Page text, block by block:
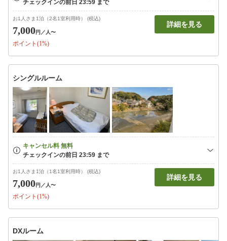
お1人さま1泊（2名1室利用時） (税込)
7,000円 ／人〜
ポイント(1%)
詳細を見る
シングルルーム
お1人さま1泊（1名1室利用時） (税込)
7,000円 ／人〜
ポイント(1%)
詳細を見る
DXルーム